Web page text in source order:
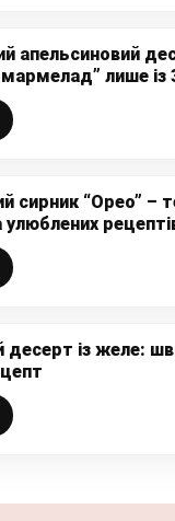
апельсиновий
лише із
смачний,
без
сирник “Орео” –
улюблених
десерт із желе: